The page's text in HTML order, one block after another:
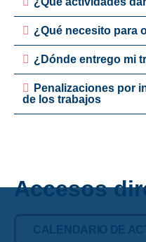
¿Qué necesito para
¿Dónde entrego mi
Penalizaciones por
de los trabajos
Accesos
CALENDARIO DE